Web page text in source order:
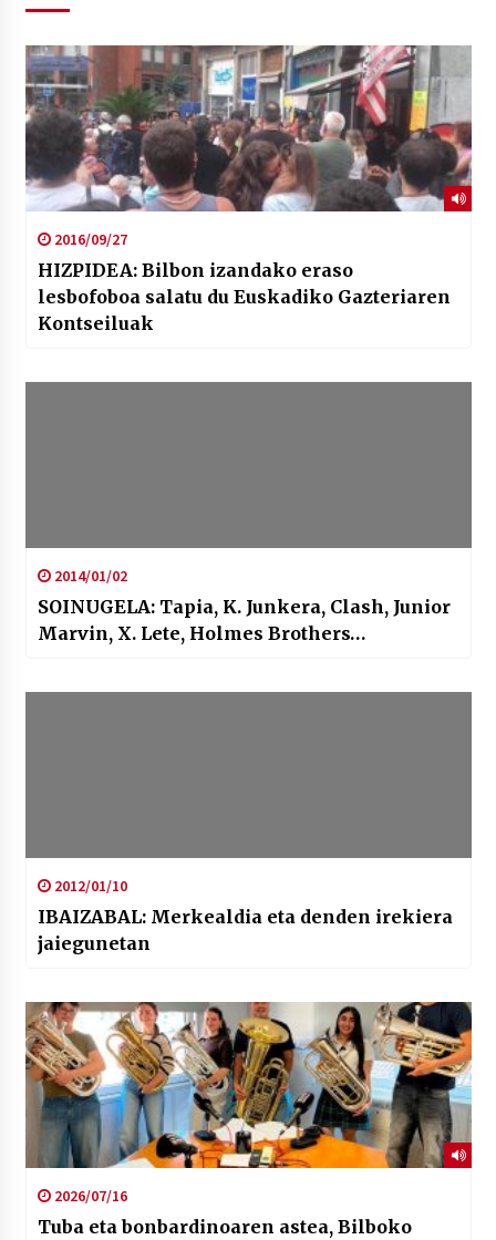
2016/09/27
HIZPIDEA: Bilbon izandako eraso
lesbofoboa salatu du Euskadiko Gazteriaren
Kontseiluak
2014/01/02
SOINUGELA: Tapia, K. Junkera, Clash, Junior
Marvin, X. Lete, Holmes Brothers…
2012/01/10
IBAIZABAL: Merkealdia eta denden irekiera
jaiegunetan
2026/07/16
Tuba eta bonbardinoaren astea, Bilboko